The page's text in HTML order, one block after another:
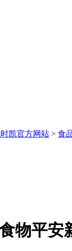
时凯官方网站 > 食
物平安